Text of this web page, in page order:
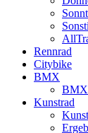
Rennrad
Citybike
BMX
Kunstrad